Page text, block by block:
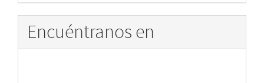
artículo
Encuéntranos en